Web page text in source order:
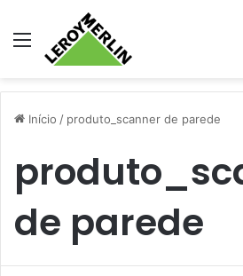
Menu
Início / produto_scanner de parede
de parede